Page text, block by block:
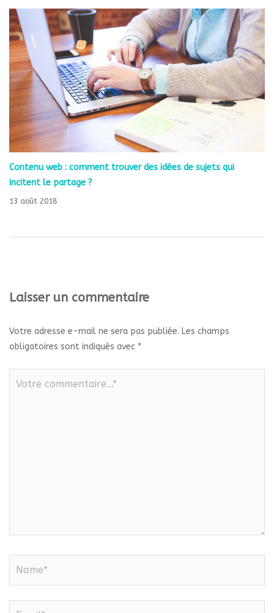
Contenu web : comment trouver des idées de sujets qui
incitent le partage ?
13 août 2018
Laisser un commentaire
Votre adresse e-mail ne sera pas publiée. Les champs
obligatoires sont indiqués avec *